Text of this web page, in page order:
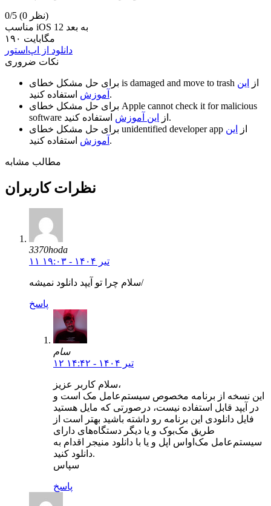
0/5
(0 نظر)
مناسب iOS 12 به بعد
۱۹۰ مگابایت
دانلود از اپ‌استور
نکات ضروری
is damaged and move to trash از
این
آموزش استفاده کنید.
Apple cannot check it for malicious
software
از این آموزش
استفاده کنید.
unidentified developer app از
این
آموزش استفاده کنید.
مطالب مشابه
نظرات کاربران
3370hoda
۱۱ تیر ۱۴۰۴ - ۱۹:۰۳
سلام چرا تو آيپد دانلود نميشه/
پاسخ
سام
۱۲ تیر ۱۴۰۴ - ۱۴:۴۲
سلام کاربر عزیز،
این نسخه از برنامه مخصوص سیستم‌عامل مک است و
در آیپد قابل استفاده نیست، درصورتی که مایل هستید
فایل دانلودی این برنامه رو داشته باشید بهتر است از
طریق مک‌بوک و یا دیگر دستگاه‌های دارای
سیستم‌عامل مک‌اواس اپل و یا با دانلود منیجر اقدام به
دانلود کنید.
سپاس
پاسخ